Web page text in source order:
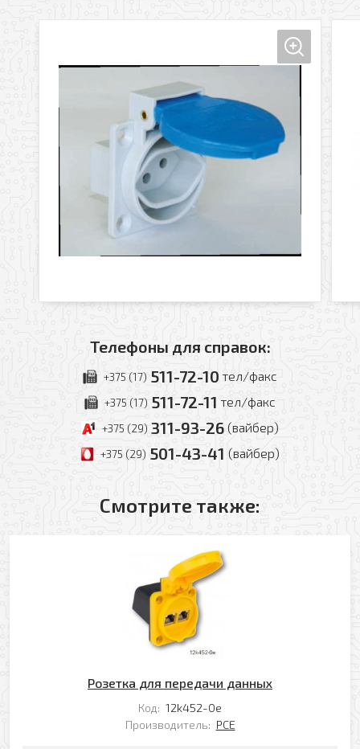
Телефоны для справок:
+375 (17) 511-72-10 тел/факс
+375 (17) 511-72-11 тел/факс
+375 (29) 311-93-26 (вайбер)
+375 (29) 501-43-41 (вайбер)
Смотрите также:
Розетка для передачи данных
Код: 12k452-0e
Производитель: PCE